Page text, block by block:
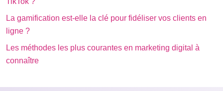
La gamification est-elle la clé pour fidéliser vos clients en
ligne ?
Les méthodes les plus courantes en marketing digital à
connaître